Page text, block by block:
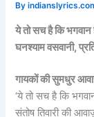
By
ये तो सच है कि
घनश्याम वसवानी,
गायकों की सुमधुर
‘ये तो सच है कि
संतोष तिवारी की